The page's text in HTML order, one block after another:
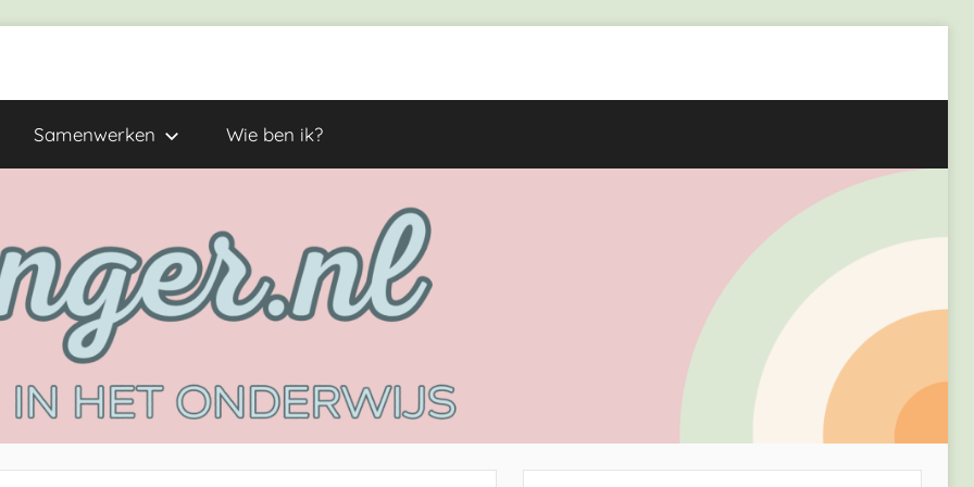
Samenwerken Wie ben ik?